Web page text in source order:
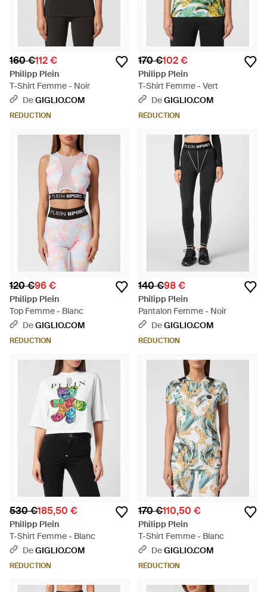
160 €112 €
Philipp Plein
T-Shirt Femme - Noir
DeGIGLIO.COM
RÉDUCTION
170 €102 €
Philipp Plein
T-Shirt Femme - Vert
DeGIGLIO.COM
RÉDUCTION
120 €96 €
Philipp Plein
Top Femme - Blanc
DeGIGLIO.COM
RÉDUCTION
140 €98 €
Philipp Plein
Pantalon Femme - Noir
DeGIGLIO.COM
RÉDUCTION
530 €185,50 €
Philipp Plein
T-Shirt Femme - Blanc
DeGIGLIO.COM
RÉDUCTION
170 €110,50 €
Philipp Plein
T-Shirt Femme - Blanc
DeGIGLIO.COM
RÉDUCTION